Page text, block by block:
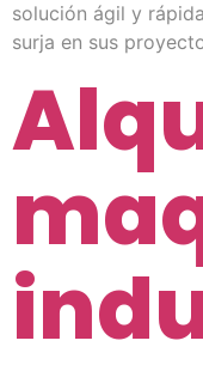
solución ágil y
surja en sus